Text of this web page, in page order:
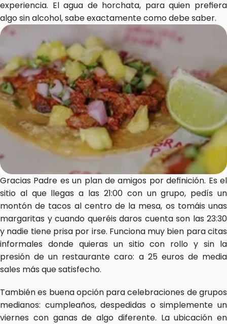
experiencia. El agua de horchata, para quien prefiera
algo sin alcohol, sabe exactamente como debe saber.
Gracias Padre es un plan de amigos por definición. Es el
sitio al que llegas a las 21:00 con un grupo, pedís un
montón de tacos al centro de la mesa, os tomáis unas
margaritas y cuando queréis daros cuenta son las 23:30
y nadie tiene prisa por irse. Funciona muy bien para citas
informales donde quieras un sitio con rollo y sin la
presión de un restaurante caro: a 25 euros de media
sales más que satisfecho.
También es buena opción para celebraciones de grupos
medianos: cumpleaños, despedidas o simplemente un
viernes con ganas de algo diferente. La ubicación en